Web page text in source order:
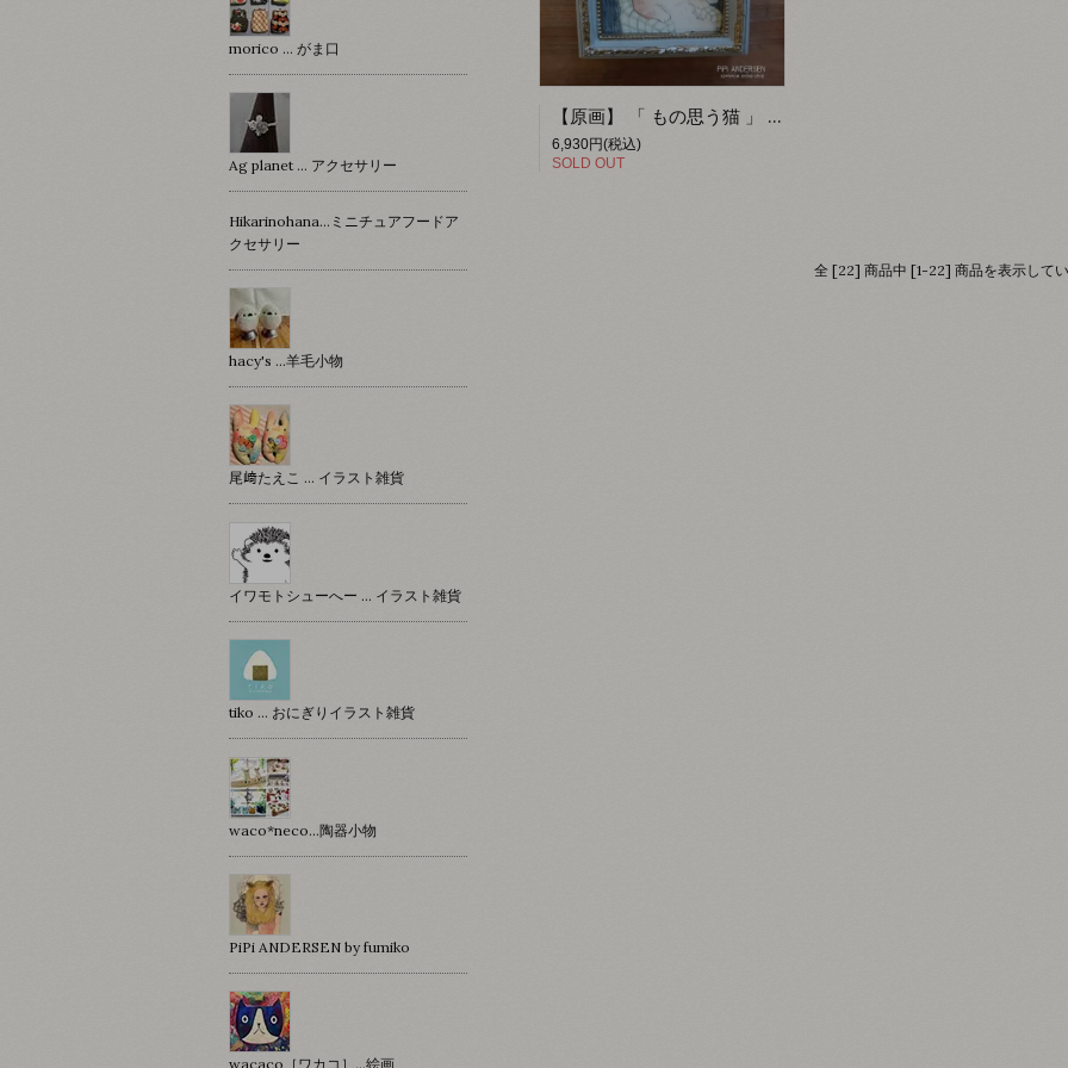
【原画】 「 もの思う猫 」 【PiPi ANDERSEN】
6,930円(税込)
SOLD OUT
全 [22] 商品中 [1-22] 商品を表示して
morico … がま口
Ag planet … アクセサリー
Hikarinohana…ミニチュアフードア
クセサリー
hacy's …羊毛小物
尾﨑たえこ … イラスト雑貨
イワモトシューへー … イラスト雑貨
tiko … おにぎりイラスト雑貨
waco*neco...陶器小物
PiPi ANDERSEN by fumiko
wacaco［ワカコ］…絵画